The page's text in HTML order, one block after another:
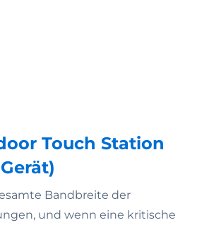
Touch Station
Bandbreite der
und wenn eine kritische